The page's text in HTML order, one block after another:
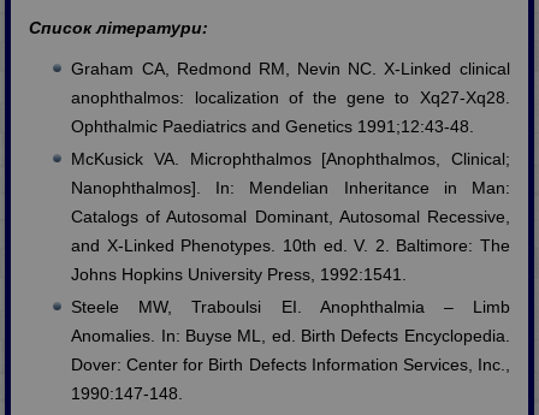
Список літератури:
Graham CA, Redmond RM, Nevin NC. X-Linked clinical
anophthalmos: localization of the gene to Xq27-Xq28.
Ophthalmic Paediatrics and Genetics 1991;12:43-48.
McKusick VA. Microphthalmos [Anophthalmos, Clinical;
Nanophthalmos]. In: Mendelian Inheritance in Man:
Catalogs of Autosomal Dominant, Autosomal Recessive,
and X-Linked Phenotypes. 10th ed. V. 2. Baltimore: The
Johns Hopkins University Press, 1992:1541.
Steele MW, Traboulsi EI. Anophthalmia – Limb
Anomalies. In: Buyse ML, ed. Birth Defects Encyclopedia.
Dover: Center for Birth Defects Information Services, Inc.,
1990:147-148.